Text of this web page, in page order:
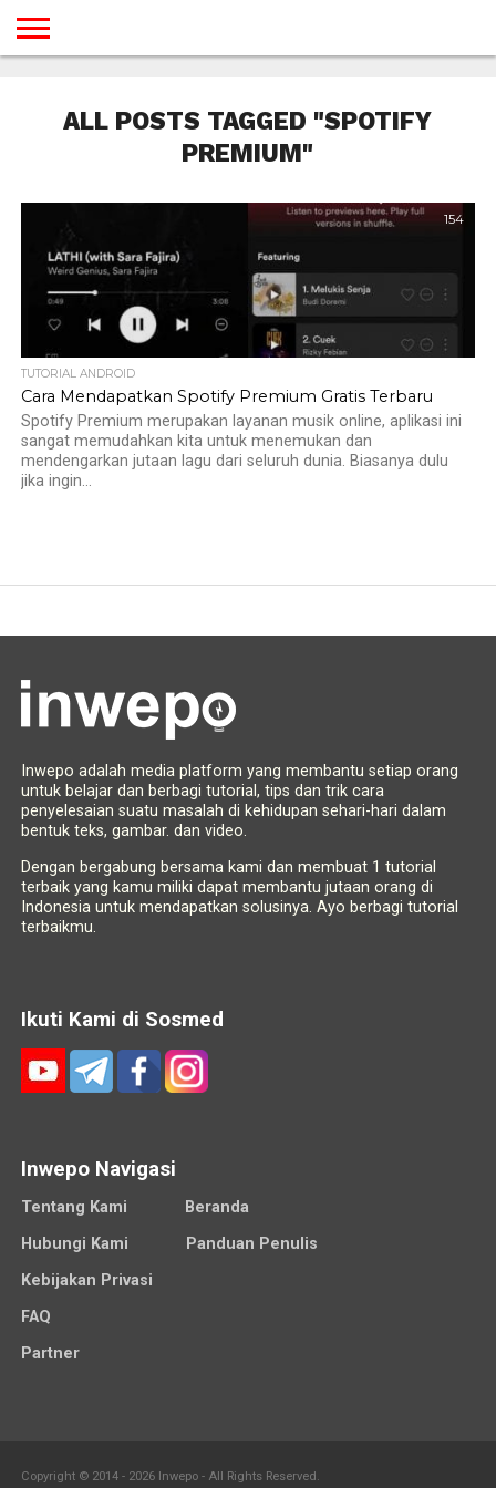
GAMES
DESAIN
ANDROID
IOS
YOUTUBE
INTERNET
WINDOWS
LINUX
MACINTOSH
MESSENGER
BLOGSPOT
WORDPRESS
PEMROGRAMAN
SEO
WEB
SERVER
ALL POSTS TAGGED "SPOTIFY
PREMIUM"
154
TUTORIAL ANDROID
Cara Mendapatkan Spotify Premium Gratis Terbaru
Spotify Premium merupakan layanan musik online, aplikasi ini
sangat memudahkan kita untuk menemukan dan
mendengarkan jutaan lagu dari seluruh dunia. Biasanya dulu
jika ingin...
Inwepo adalah media platform yang membantu setiap orang
untuk belajar dan berbagi tutorial, tips dan trik cara
penyelesaian suatu masalah di kehidupan sehari-hari dalam
bentuk teks, gambar. dan video.
Dengan bergabung bersama kami dan membuat 1 tutorial
terbaik yang kamu miliki dapat membantu jutaan orang di
Indonesia untuk mendapatkan solusinya. Ayo berbagi tutorial
terbaikmu.
Ikuti Kami di Sosmed
Inwepo Navigasi
Tentang Kami
Beranda
Hubungi Kami
Panduan Penulis
Kebijakan Privasi
FAQ
Partner
Copyright © 2014 - 2026 Inwepo - All Rights Reserved.